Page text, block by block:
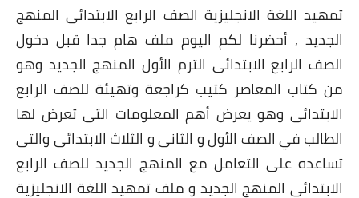
تمهيد اللغة الانجليزية الصف الرابع الابتدائى المنهج
الجديد , أحضرنا لكم اليوم ملف هام جدا قبل دخول
الصف الرابع الابتدائى الترم الأول المنهج الجديد وهو
من كتاب المعاصر كتيب كراجعة وتهيئة للصف الرابع
الابتدائى وهو يعرض أهم المعلومات التى تعرض لها
الطالب في الصف الأول و الثانى و الثلاث الابتدائى والتى
تساعده على التعامل مع المنهج الجديد للصف الرابع
الابتدائى المنهج الجديد و ملف تمهيد اللغة الانجليزية